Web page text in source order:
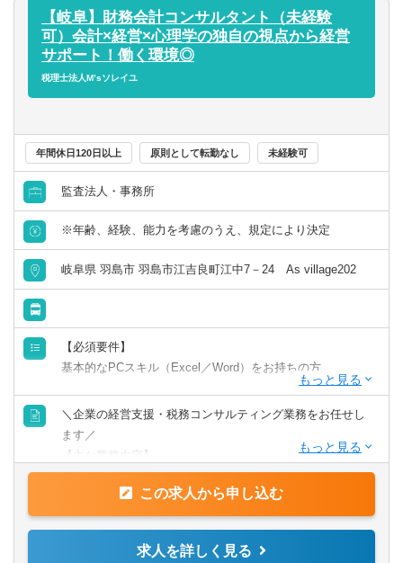
【歓迎資格／スキル】
誠実さがある方
感謝ができる方
コンサルティングのスキルを身に着けたい方
探求心がある方
積極的に自ら学べる方
て、共に成長しましょう！
【岐阜】財務会計コンサルタント（未経験
可）会計×経営×心理学の独自の視点から経営
サポート！働く環境◎
税理士法人M’sソレイユ
年間休日120日以上 原則として転勤なし 未経験可
監査法人・事務所
※年齢、経験、能力を考慮のうえ、規定により決定
岐阜県 羽島市 羽島市江吉良町江中7－24 As village202
【必須要件】
基本的なPCスキル（Excel／Word）をお持ちの方
【歓迎要件】
税理士事務所で中小企業の課題を解決していきたいという
気持ちのある方。
決算業務や会計システムを利用した経験がある方。
コミュニケーションが好きな方。
【必須資格】
普通自動車免許
＼企業の経営支援・税務コンサルティング業務をお任せし
ます／
【主な業務内容】
・顧問先の税務、財務コンサルティング
・経営者との定期MTG（ZOOMまたは訪問）
・試算表作成、決算書類・申告書などの作成業務
・月次、年次決算業務
この求人から申し込む
求人を詳しく見る